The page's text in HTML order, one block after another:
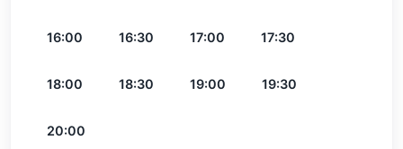
16:00 16:30 17:00 17:30
18:00 18:30 19:00 19:30
20:00